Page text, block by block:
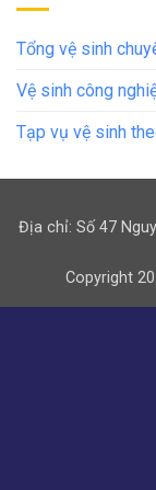
Tổng vệ sinh
Vệ sinh công
Tạp vụ vệ sinh
Địa chỉ: Số 47
Copyright